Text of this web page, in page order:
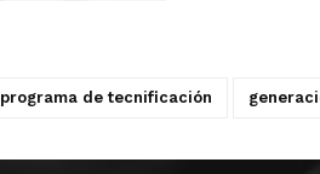
programa de tecnificación